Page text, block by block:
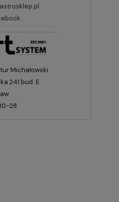
Michałowski
241 bud. E
28